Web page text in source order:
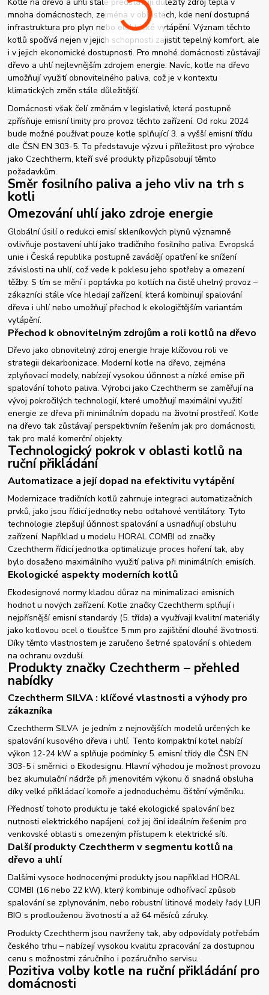
mnoha domácnostech, zejména v oblastech, kde není dostupná
infrastruktura pro plyn nebo elektrické vytápění. Význam těchto
kotlů spočívá nejen v jejich schopnosti zajistit tepelný komfort, ale
i v jejich ekonomické dostupnosti. Pro mnohé domácnosti zůstávají
dřevo a uhlí nejlevnějším zdrojem energie. Navíc, kotle na dřevo
umožňují využití obnovitelného paliva, což je v kontextu
klimatických změn stále důležitější.
Domácnosti však čelí změnám v legislativě, která postupně
zpřísňuje emisní limity pro provoz těchto zařízení. Od roku 2024
bude možné používat pouze kotle splňující 3. a vyšší emisní třídu
dle ČSN EN 303-5. To představuje výzvu i příležitost pro výrobce
jako Czechtherm, kteří své produkty přizpůsobují těmto
požadavkům.
Směr fosilního paliva a jeho vliv na trh s
kotli
Omezování uhlí jako zdroje energie
Globální úsilí o redukci emisí skleníkových plynů významně
ovlivňuje postavení uhlí jako tradičního fosilního paliva. Evropská
unie i Česká republika postupně zavádějí opatření ke snížení
závislosti na uhlí, což vede k poklesu jeho spotřeby a omezení
těžby. S tím se mění i poptávka po kotlích na čistě uhelný provoz –
zákazníci stále více hledají zařízení, která kombinují spalování
dřeva i uhlí nebo umožňují přechod k ekologičtějším variantám
vytápění.
Přechod k obnovitelným zdrojům a roli kotlů na dřevo
Dřevo jako obnovitelný zdroj energie hraje klíčovou roli ve
strategii dekarbonizace. Moderní kotle na dřevo, zejména
zplyňovací modely, nabízejí vysokou účinnost a nízké emise při
spalování tohoto paliva. Výrobci jako Czechtherm se zaměřují na
vývoj pokročilých technologií, které umožňují maximální využití
energie ze dřeva při minimálním dopadu na životní prostředí. Kotle
na dřevo tak zůstávají perspektivním řešením jak pro domácnosti,
tak pro malé komerční objekty.
Technologický pokrok v oblasti kotlů na
ruční přikládání
Automatizace a její dopad na efektivitu vytápění
Modernizace tradičních kotlů zahrnuje integraci automatizačních
prvků, jako jsou řídicí jednotky nebo odtahové ventilátory. Tyto
technologie zlepšují účinnost spalování a usnadňují obsluhu
zařízení. Například u modelu HORAL COMBI od značky
Czechtherm řídicí jednotka optimalizuje proces hoření tak, aby
bylo dosaženo maximálního využití paliva při minimálních emisích.
Ekologické aspekty moderních kotlů
Ekodesignové normy kladou důraz na minimalizaci emisních
hodnot u nových zařízení. Kotle značky Czechtherm splňují i
nejpřísnější emisní standardy (5. třída) a využívají kvalitní materiály
jako kotlovou ocel o tloušťce 5 mm pro zajištění dlouhé životnosti.
Díky těmto vlastnostem je zaručeno šetrné spalování s ohledem
na ochranu ovzduší.
Produkty značky Czechtherm – přehled
nabídky
Czechtherm SILVA : klíčové vlastnosti a výhody pro
zákazníka
Czechtherm SILVA je jedním z nejnovějších modelů určených ke
spalování kusového dřeva i uhlí. Tento kompaktní kotel nabízí
výkon 12-24 kW a splňuje podmínky 5. emisní třídy dle ČSN EN
303-5 i směrnici o Ekodesignu. Hlavní výhodou je možnost provozu
bez akumulační nádrže při jmenovitém výkonu či snadná obsluha
díky velké přikládací komoře a jednoduchému čištění výměníku.
Předností tohoto produktu je také ekologické spalování bez
nutnosti elektrického napájení, což jej činí ideálním řešením pro
venkovské oblasti s omezeným přístupem k elektrické síti.
Další produkty Czechtherm v segmentu kotlů na
dřevo a uhlí
Dalšími vysoce hodnocenými produkty jsou například HORAL
COMBI (16 nebo 22 kW), který kombinuje odhořívací způsob
spalování se zplynováním, nebo robustní litinové modely řady LUFI
BIO s prodlouženou životností a až 64 měsíců záruky.
Produkty Czechtherm jsou navrženy tak, aby odpovídaly potřebám
českého trhu – nabízejí vysokou kvalitu zpracování za dostupnou
cenu s možnostmi záručního i pozáručního servisu.
Pozitiva volby kotle na ruční přikládání pro
domácnosti